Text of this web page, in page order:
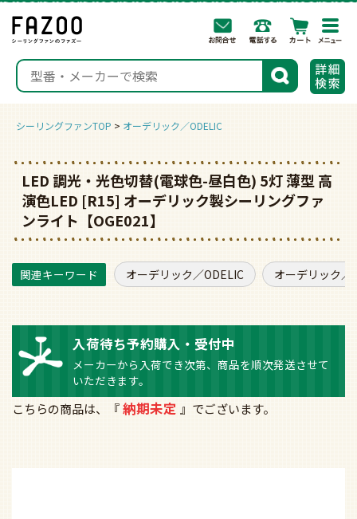
検索
シーリングファンTOP オーデリック／ODELIC
LED 調光・光色切替(電球色-昼白色) 5灯 薄型 高
演色LED [R15] オーデリック製シーリングファ
ンライト【OGE021】
オーデリック／ODELIC オーデリック／
入荷待ち予約購入・受付中
メーカーから入荷でき次第、商品を順次発送させて
いただきます。
こちらの商品は、『納期未定 』でございます。